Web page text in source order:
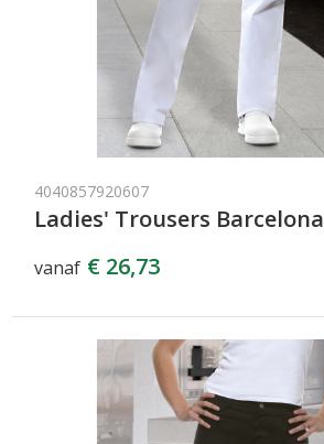
4040857920607
Ladies' Trousers Barcelona
vanaf € 26,73